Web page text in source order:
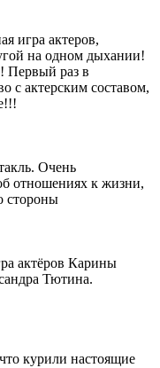
игра актеров,
на одном дыхании!
Первый раз в
с актерским составом,
Очень
отношениях к жизни,
стороны
актёров Карины
Тютина.
курили настоящие